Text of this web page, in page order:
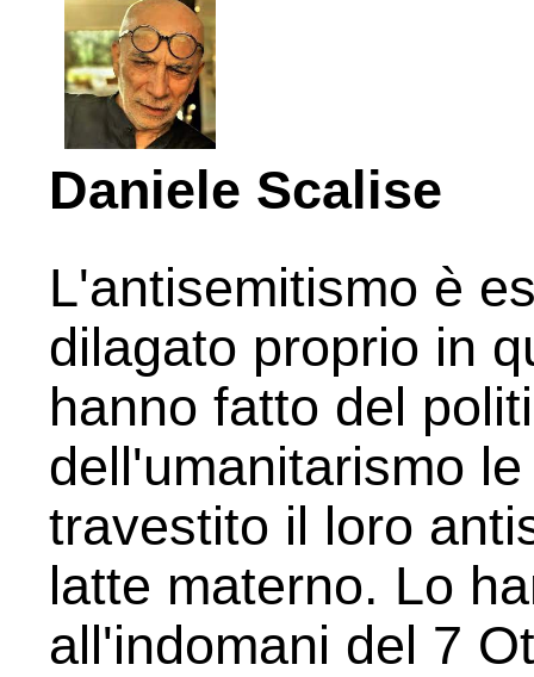
Daniele Scalise
L'antisemitismo è
dilagato proprio in
hanno fatto del
dell'umanitarismo
travestito il loro
latte materno. Lo
all'indomani del 7